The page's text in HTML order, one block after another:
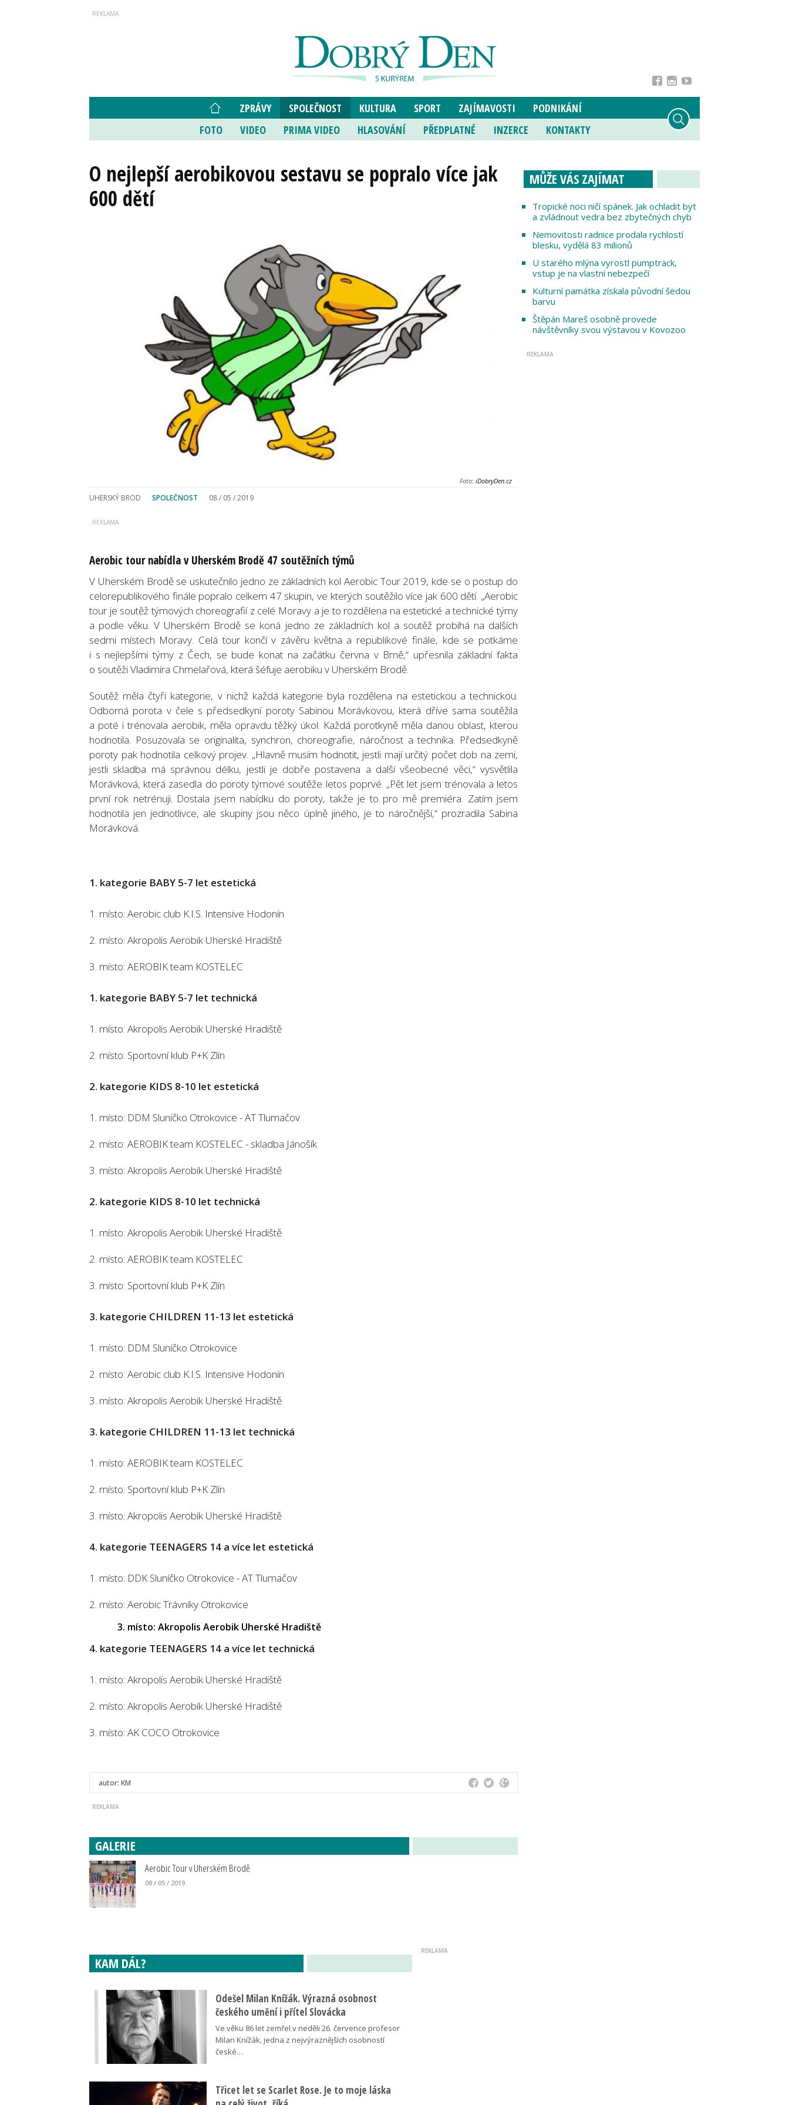
ZPRÁVY SPOLEČNOST KULTURA SPORT ZAJÍMAVOSTI
PODNIKÁNÍ
FOTO
VIDEO PRIMA VIDEO HLASOVÁNÍ PŘEDPLATNÉ INZERCE KONTAKTY
O nejlepší aerobikovou sestavu se popralo více jak
600 dětí
Foto: iDobryDen.cz
UHERSKÝ BROD SPOLEČNOST 08 / 05 / 2019
Aerobic tour nabídla v Uherském Brodě 47 soutěžních týmů
V Uherském Brodě se uskutečnilo jedno ze základních kol Aerobic Tour 2019, kde se o postup do
celorepublikového finále popralo celkem 47 skupin, ve kterých soutěžilo více jak 600 dětí. „Aerobic
tour je soutěž týmových choreografií z celé Moravy a je to rozdělena na estetické a technické týmy
a podle věku. V Uherském Brodě se koná jedno ze základních kol a soutěž probíhá na dalších
sedmi místech Moravy. Celá tour končí v závěru května a republikové finále, kde se potkáme
i s nejlepšími týmy z Čech, se bude konat na začátku června v Brně,“ upřesnila základní fakta
o soutěži Vladimíra Chmelařová, která šéfuje aerobiku v Uherském Brodě.
Soutěž měla čtyři kategorie, v nichž každá kategorie byla rozdělena na estetickou a technickou.
Odborná porota v čele s předsedkyní poroty Sabinou Morávkovou, která dříve sama soutěžila
a poté i trénovala aerobik, měla opravdu těžký úkol. Každá porotkyně měla danou oblast, kterou
hodnotila. Posuzovala se originalita, synchron, choreografie, náročnost a technika. Předsedkyně
poroty pak hodnotila celkový projev. „Hlavně musím hodnotit, jestli mají určitý počet dob na zemi,
jestli skladba má správnou délku, jestli je dobře postavena a další všeobecné věci,“ vysvětlila
Morávková, která zasedla do poroty týmové soutěže letos poprvé. „Pět let jsem trénovala a letos
první rok netrénuji. Dostala jsem nabídku do poroty, takže je to pro mě premiéra. Zatím jsem
hodnotila jen jednotlivce, ale skupiny jsou něco úplně jiného, je to náročnější,“ prozradila Sabina
Morávková.
1. kategorie BABY 5-7 let estetická
1. místo: Aerobic club K.I.S. Intensive Hodonín
2. místo: Akropolis Aerobik Uherské Hradiště
3. místo: AEROBIK team KOSTELEC
1. kategorie BABY 5-7 let technická
1. místo: Akropolis Aerobik Uherské Hradiště
2. místo: Sportovní klub P+K Zlín
2. kategorie KIDS 8-10 let estetická
1. místo: DDM Sluníčko Otrokovice - AT Tlumačov
2. místo: AEROBIK team KOSTELEC - skladba Jánošík
3. místo: Akropolis Aerobik Uherské Hradiště
2. kategorie KIDS 8-10 let technická
1. místo: Akropolis Aerobik Uherské Hradiště
2. místo: AEROBIK team KOSTELEC
3. místo: Sportovní klub P+K Zlín
3. kategorie CHILDREN 11-13 let estetická
1. místo: DDM Sluníčko Otrokovice
2. místo: Aerobic club K.I.S. Intensive Hodonín
3. místo: Akropolis Aerobik Uherské Hradiště
3. kategorie CHILDREN 11-13 let technická
1. místo: AEROBIK team KOSTELEC
2. místo: Sportovní klub P+K Zlín
3. místo: Akropolis Aerobik Uherské Hradiště
4. kategorie TEENAGERS 14 a více let estetická
1. místo: DDK Sluníčko Otrokovice - AT Tlumačov
2. místo: Aerobic Trávníky Otrokovice
3. místo: Akropolis Aerobik Uherské Hradiště
4. kategorie TEENAGERS 14 a více let technická
1. místo: Akropolis Aerobik Uherské Hradiště
2. místo: Akropolis Aerobik Uherské Hradiště
3. místo: AK COCO Otrokovice
autor: KM
GALERIE
Aerobic Tour v Uherském Brodě
08 / 05 / 2019
MŮŽE VÁS ZAJÍMAT
Tropické noci ničí spánek. Jak ochladit byt
a zvládnout vedra bez zbytečných chyb
Nemovitosti radnice prodala rychlostí
blesku, vydělá 83 milionů
U starého mlýna vyrostl pumptrack,
vstup je na vlastní nebezpečí
Kulturní památka získala původní šedou
barvu
Štěpán Mareš osobně provede
návštěvníky svou výstavou v Kovozoo
KAM DÁL?
Odešel Milan Knížák. Výrazná osobnost
českého umění i přítel Slovácka
Ve věku 86 let zemřel v neděli 26. července profesor
Milan Knížák, jedna z nejvýraznějších osobností
české…
Třicet let se Scarlet Rose. Je to moje láska